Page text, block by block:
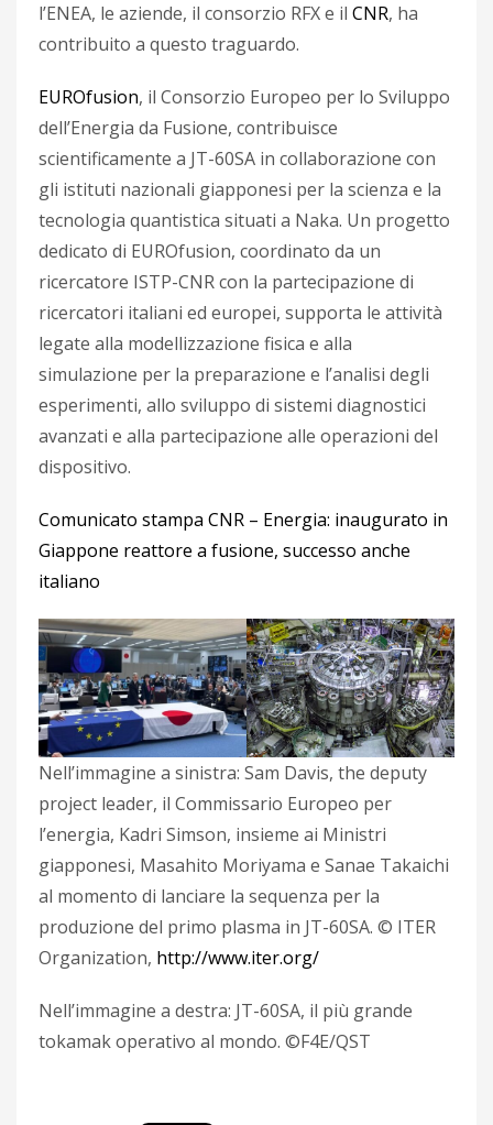
l’ENEA, le aziende, il consorzio RFX e il CNR, ha
contribuito a questo traguardo.
EUROfusion, il Consorzio Europeo per lo Sviluppo
dell’Energia da Fusione, contribuisce
scientificamente a JT-60SA in collaborazione con
gli istituti nazionali giapponesi per la scienza e la
tecnologia quantistica situati a Naka. Un progetto
dedicato di EUROfusion, coordinato da un
ricercatore ISTP-CNR con la partecipazione di
ricercatori italiani ed europei, supporta le attività
legate alla modellizzazione fisica e alla
simulazione per la preparazione e l’analisi degli
esperimenti, allo sviluppo di sistemi diagnostici
avanzati e alla partecipazione alle operazioni del
dispositivo.
Comunicato stampa CNR – Energia: inaugurato in
Giappone reattore a fusione, successo anche
italiano
Nell’immagine a sinistra: Sam Davis, the deputy
project leader, il Commissario Europeo per
l’energia, Kadri Simson, insieme ai Ministri
giapponesi, Masahito Moriyama e Sanae Takaichi
al momento di lanciare la sequenza per la
produzione del primo plasma in JT-60SA. © ITER
Organization, http://www.iter.org/
Nell’immagine a destra: JT-60SA, il più grande
tokamak operativo al mondo. ©F4E/QST